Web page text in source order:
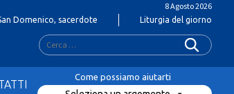
8 Agosto 2026
Domenico, sacerdote Liturgia del giorno
Ricerca
per: